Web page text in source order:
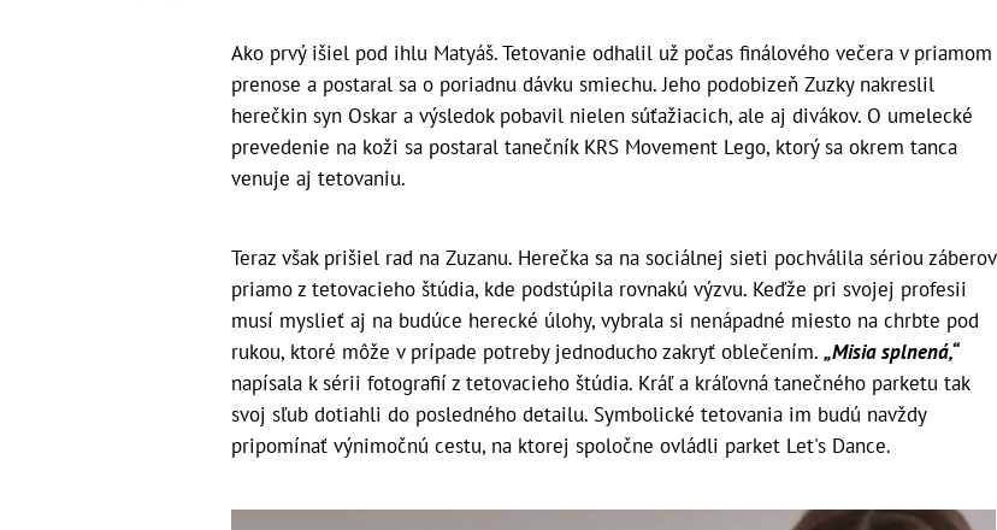
Ako prvý išiel pod ihlu Matyáš. Tetovanie odhalil už počas finálového večera v priamom
prenose a postaral sa o poriadnu dávku smiechu. Jeho podobizeň Zuzky nakreslil
herečkin syn Oskar a výsledok pobavil nielen súťažiacich, ale aj divákov. O umelecké
prevedenie na koži sa postaral tanečník KRS Movement Lego, ktorý sa okrem tanca
venuje aj tetovaniu.
Teraz však prišiel rad na Zuzanu. Herečka sa na sociálnej sieti pochválila sériou záberov
priamo z tetovacieho štúdia, kde podstúpila rovnakú výzvu. Keďže pri svojej profesii
musí myslieť aj na budúce herecké úlohy, vybrala si nenápadné miesto na chrbte pod
rukou, ktoré môže v prípade potreby jednoducho zakryť oblečením. „Misia splnená,“
napísala k sérii fotografií z tetovacieho štúdia. Kráľ a kráľovná tanečného parketu tak
svoj sľub dotiahli do posledného detailu. Symbolické tetovania im budú navždy
pripomínať výnimočnú cestu, na ktorej spoločne ovládli parket Let's Dance.